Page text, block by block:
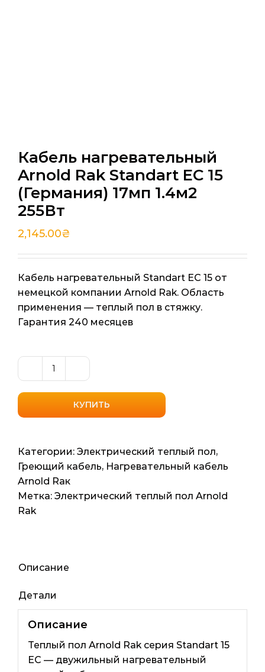
Кабель нагревательный
Arnold Rak Standart EС 15
(Германия) 17мп 1.4м2
255Вт
2,145.00₴
Кабель нагревательный Standart EС 15 от
немецкой компании Arnold Rak. Область
применения — теплый пол в стяжку.
Гарантия 240 месяцев
Количество
товара
Кабель
нагревательный
Rak
Standart
EС
15
КУПИТЬ
Категории: Электрический теплый пол,
Греющий кабель, Нагревательный кабель
Arnold Raк
Метка: Электрический теплый пол Arnold
Rak
Описание
Детали
Описание
Теплый пол Arnold Rak серия Standart 15
EC — двужильный нагревательный